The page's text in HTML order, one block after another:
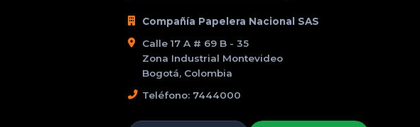
Compañía Papelera Nacional SAS
Calle 17 A # 69 B - 35
Zona Industrial Montevideo
Bogotá, Colombia
Teléfono: 7444000